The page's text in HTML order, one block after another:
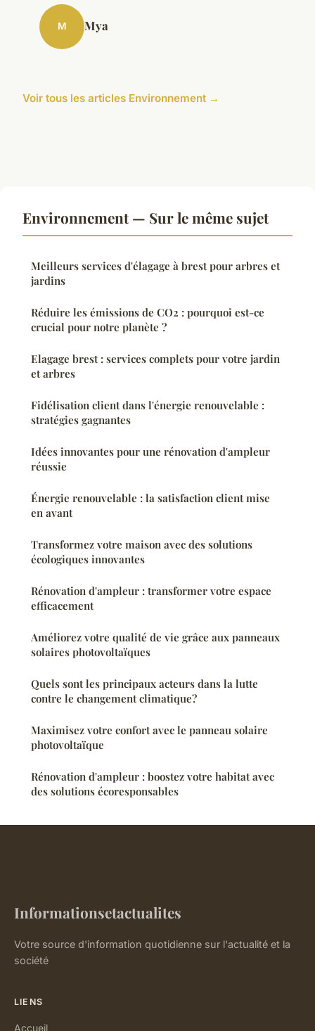
M Mya
Voir tous les articles Environnement →
Environnement — Sur le même sujet
Meilleurs services d'élagage à brest pour arbres et
jardins
Réduire les émissions de CO2 : pourquoi est-ce
crucial pour notre planète ?
Elagage brest : services complets pour votre jardin
et arbres
Fidélisation client dans l'énergie renouvelable :
stratégies gagnantes
Idées innovantes pour une rénovation d'ampleur
réussie
Énergie renouvelable : la satisfaction client mise
en avant
Transformez votre maison avec des solutions
écologiques innovantes
Rénovation d'ampleur : transformer votre espace
efficacement
Améliorez votre qualité de vie grâce aux panneaux
solaires photovoltaïques
Quels sont les principaux acteurs dans la lutte
contre le changement climatique?
Maximisez votre confort avec le panneau solaire
photovoltaïque
Rénovation d'ampleur : boostez votre habitat avec
des solutions écoresponsables
Informationsetactualites
Votre source d'information quotidienne sur l'actualité et la
société
LIENS
Accueil